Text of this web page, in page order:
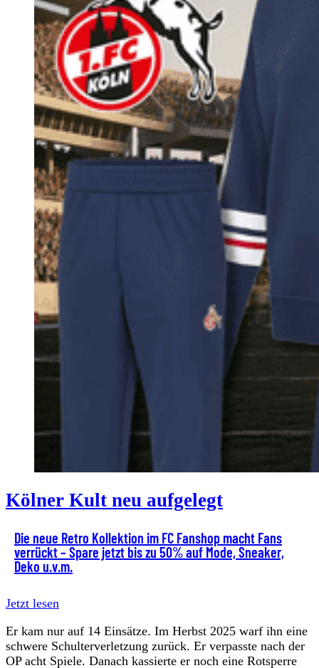
Kölner Kult neu aufgelegt
Die neue Retro Kollektion im FC Fanshop macht Fans
verrückt – Spare jetzt bis zu 50% auf Mode, Sneaker,
Deko u.v.m.
Jetzt lesen
Er kam nur auf 14 Einsätze. Im Herbst 2025 warf ihn eine
schwere Schulterverletzung zurück. Er verpasste nach der
OP acht Spiele. Danach kassierte er noch eine Rotsperre